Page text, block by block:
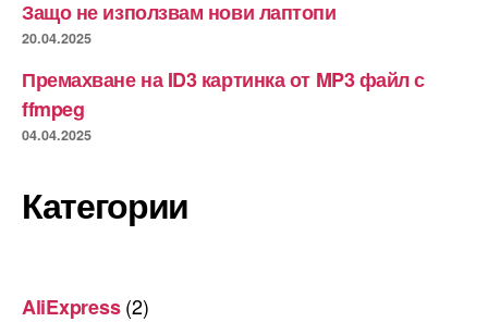
Защо не използвам нови лаптопи
20.04.2025
Премахване на ID3 картинка от MP3 файл с
ffmpeg
04.04.2025
Категории
AliExpress(2)